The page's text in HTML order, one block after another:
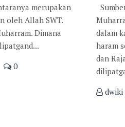
merupakan
oleh Allah SWT.
Dimana
0
dalam
haram
dan
dwiki